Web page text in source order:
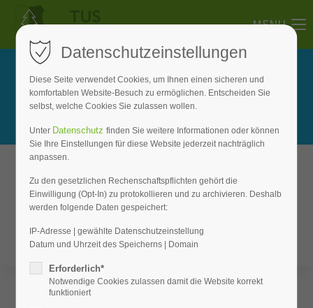
MENU
We deliver expertise you can
trust. We help our clients
identify their business.
AWESOME PRODUCTS
Datenschutzeinstellungen
Diese Seite verwendet Cookies, um Ihnen einen sicheren und
komfortablen Website-Besuch zu ermöglichen. Entscheiden Sie
selbst, welche Cookies Sie zulassen wollen.
Unter Datenschutzfinden Sie weitere Informationen oder können
Sie Ihre Einstellungen für diese Website jederzeit nachträglich
anpassen.
Zu den gesetzlichen Rechenschaftspflichten gehört die
Einwilligung (Opt-In) zu protokollieren und zu archivieren. Deshalb
werden folgende Daten gespeichert:
IP-Adresse | gewählte Datenschutzeinstellung
Datum und Uhrzeit des Speicherns | Domain
Erforderlich*
Notwendige Cookies zulassen damit die Website korrekt
funktioniert